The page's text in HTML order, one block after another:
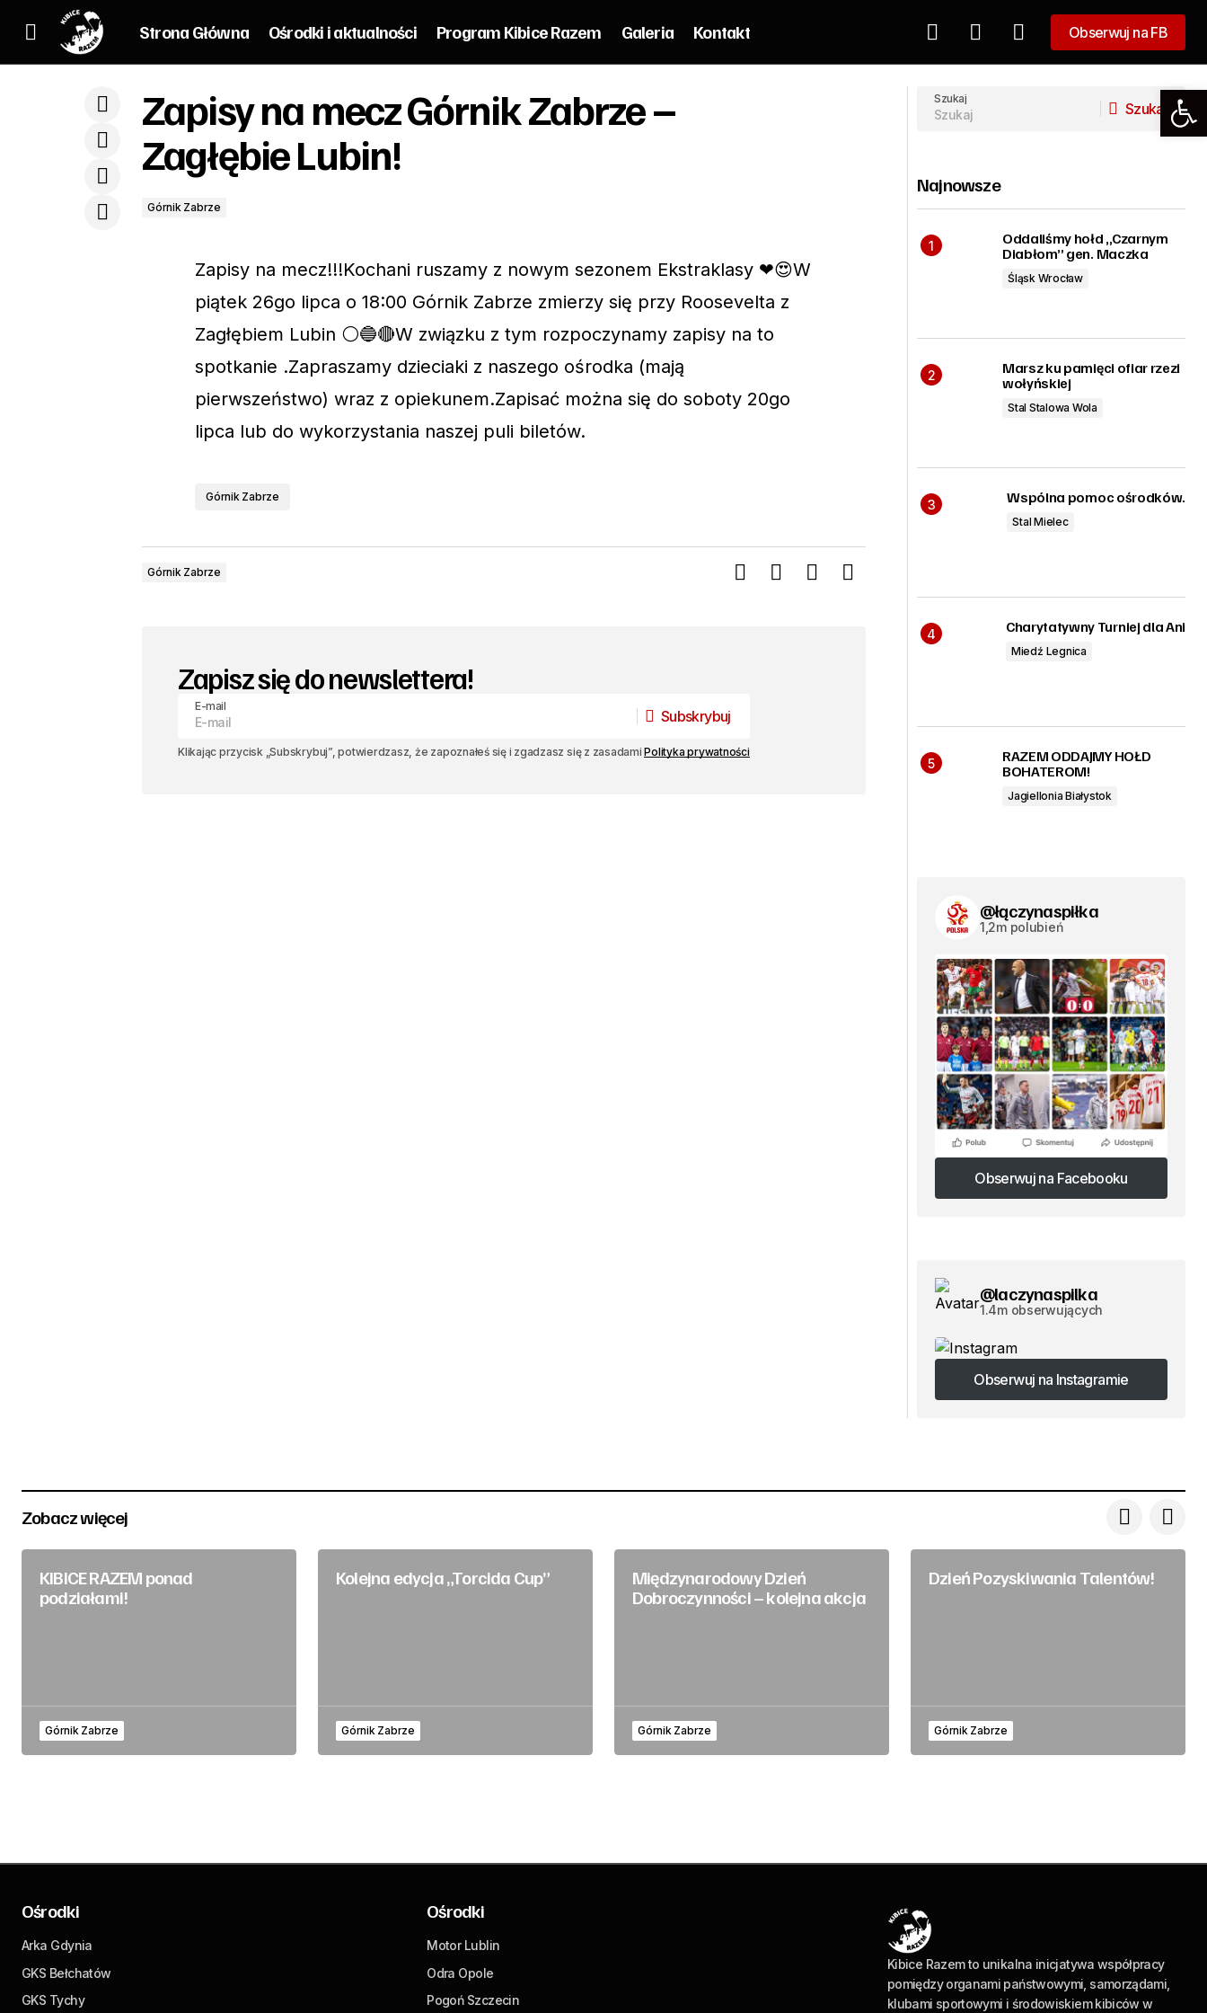
Strona Główna Ośrodki i aktualności Program Kibice Razem Galeria Kontakt
Obserwuj na FB
Zapisy na mecz Górnik Zabrze – Zagłębie Lubin!
Przedmedycznej!
Zapisy na mecz Górnik Zabrze –
Zagłębie Lubin!
Górnik Zabrze
Zapisy na mecz!!!Kochani ruszamy z nowym sezonem Ekstraklasy ❤😍W
piątek 26go lipca o 18:00 Górnik Zabrze zmierzy się przy Roosevelta z
Zagłębiem Lubin ⚪🔵🔴W związku z tym rozpoczynamy zapisy na to
spotkanie .Zapraszamy dzieciaki z naszego ośrodka (mają
pierwszeństwo) wraz z opiekunem.Zapisać można się do soboty 20go
lipca lub do wykorzystania naszej puli biletów.
Górnik Zabrze
Górnik Zabrze
Zapisz się do newslettera!
E-mail
Subskrybuj
Klikając przycisk „Subskrybuj”, potwierdzasz, że zapoznałeś się i zgadzasz się z zasadamiPolityka prywatności
Szukaj
Szukaj
Szukaj
Najnowsze
Oddaliśmy hołd „Czarnym
Diabłom” gen. Maczka
Śląsk Wrocław
Marsz ku pamięci ofiar rzezi
wołyńskiej
Stal Stalowa Wola
Wspólna pomoc ośrodków.
Stal Mielec
Charytatywny Turniej dla Ani
Miedź Legnica
RAZEM ODDAJMY HOŁD
BOHATEROM!
Jagiellonia Białystok
@łączynaspiłka
1,2m polubień
Obserwuj na Facebooku
Obserwuj na Facebooku
@laczynaspilka
1.4m obserwujących
Obserwuj na Instagramie
Obserwuj na Instagramie
Zobacz więcej
KIBICE RAZEM ponad
podziałami!
Górnik Zabrze
Kolejna edycja „Torcida Cup”
Górnik Zabrze
Międzynarodowy Dzień
Dobroczynności – kolejna akcja
Górnik Zabrze
Dzień Pozyskiwania Talentów!
Górnik Zabrze
Kibice Razem to unikalna inicjatywa współpracy
pomiędzy organami państwowymi, samorządami,
klubami sportowymi i środowiskiem kibiców w
Ośrodki
Arka Gdynia
GKS Bełchatów
GKS Tychy
Ośrodki
Motor Lublin
Odra Opole
Pogoń Szczecin